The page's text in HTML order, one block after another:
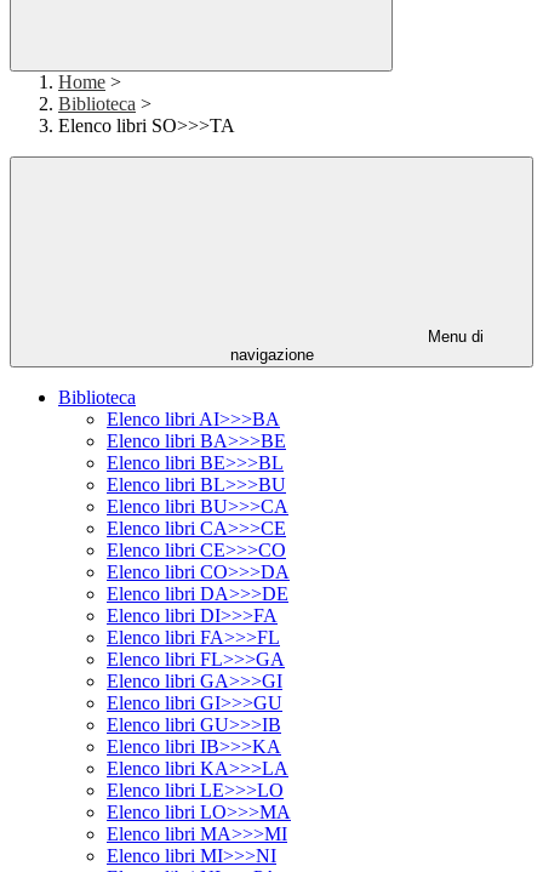
Home >
Biblioteca >
Elenco libri SO>>>TA
Menu di
navigazione
Biblioteca
Elenco libri AI>>>BA
Elenco libri BA>>>BE
Elenco libri BE>>>BL
Elenco libri BL>>>BU
Elenco libri BU>>>CA
Elenco libri CA>>>CE
Elenco libri CE>>>CO
Elenco libri CO>>>DA
Elenco libri DA>>>DE
Elenco libri DI>>>FA
Elenco libri FA>>>FL
Elenco libri FL>>>GA
Elenco libri GA>>>GI
Elenco libri GI>>>GU
Elenco libri GU>>>IB
Elenco libri IB>>>KA
Elenco libri KA>>>LA
Elenco libri LE>>>LO
Elenco libri LO>>>MA
Elenco libri MA>>>MI
Elenco libri MI>>>NI